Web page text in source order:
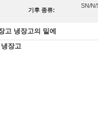
기후 종류:
SN/N/
고 냉장고의 밑에
장고